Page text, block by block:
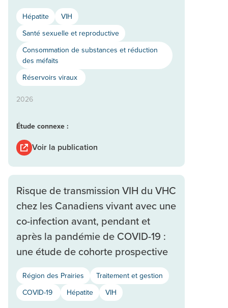
Hépatite
VIH
Santé sexuelle et reproductive
Consommation de substances et réduction
des méfaits
Réservoirs viraux
2026
Étude connexe :
Voir la publication
Risque de transmission VIH du VHC
chez les Canadiens vivant avec une
co-infection avant, pendant et
après la pandémie de COVID-19 :
une étude de cohorte prospective
Région des Prairies
Traitement et gestion
COVID-19
Hépatite VIH